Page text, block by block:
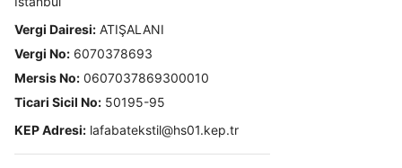
Vergi Dairesi: ATIŞALANI
Vergi No: 6070378693
Mersis No: 0607037869300010
Ticari Sicil No: 50195-95
KEP Adresi: lafabatekstil@hs01.kep.tr